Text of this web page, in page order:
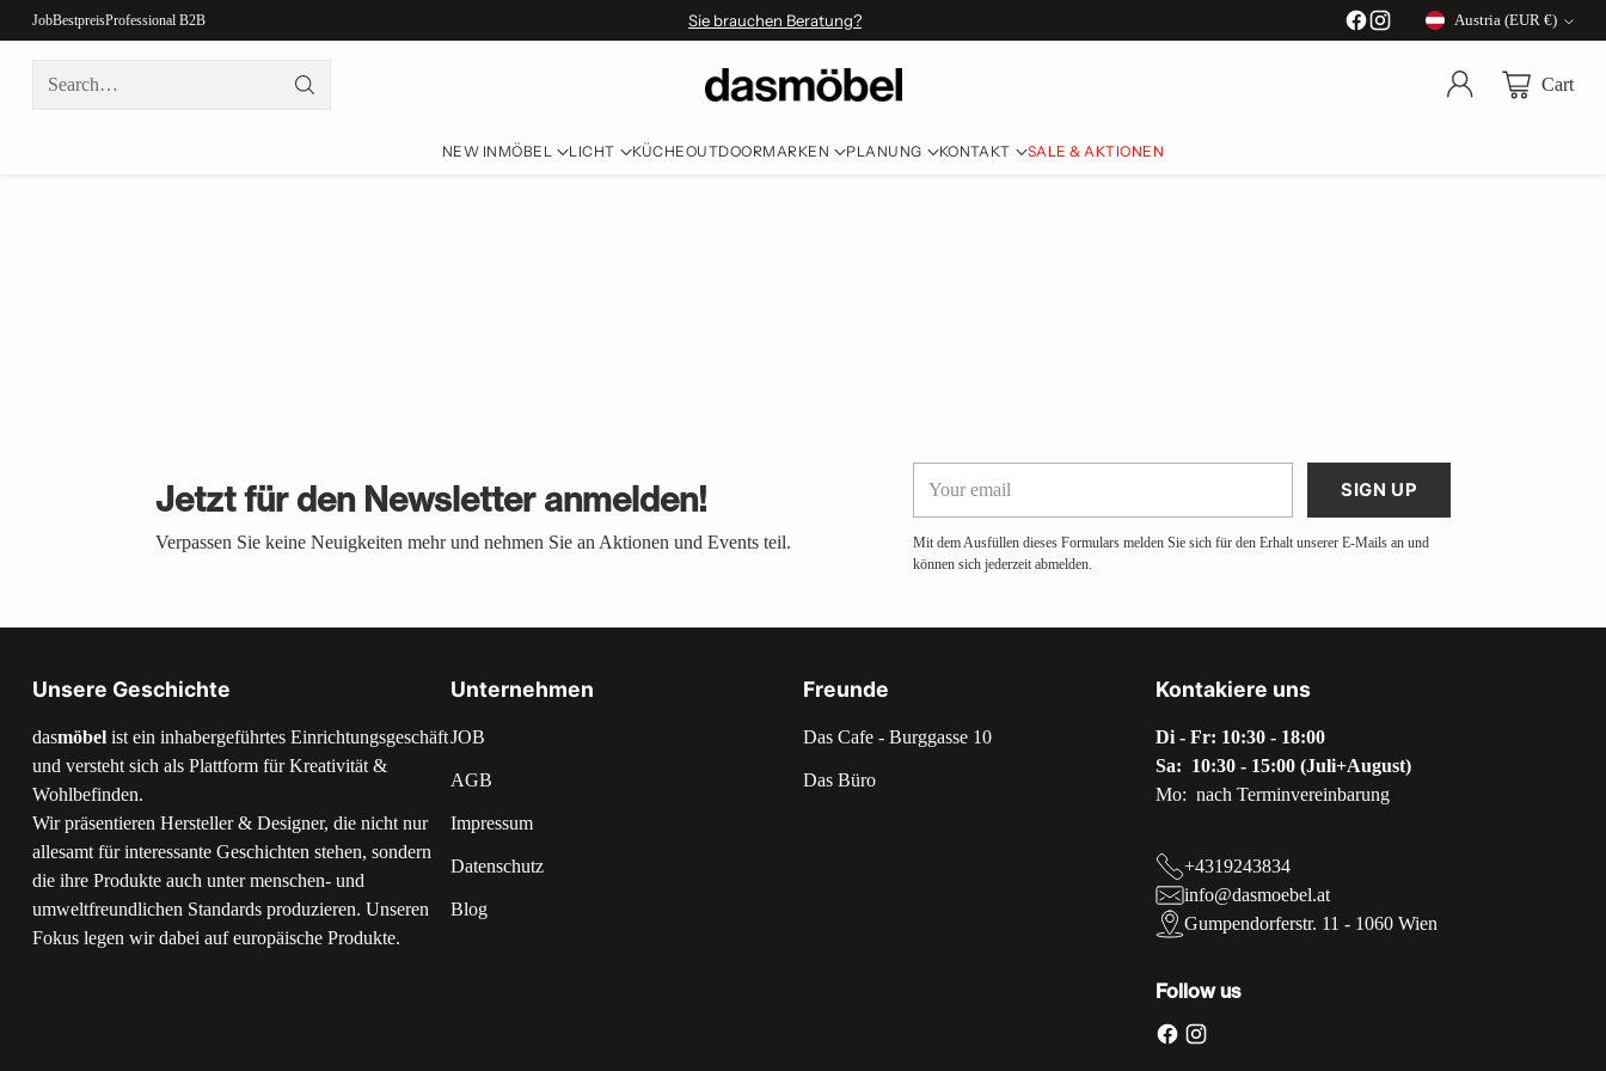
JobBestpreisProfessional B2B Sie brauchen Beratung?
Currency
Austria (EUR €)
Search… Cart
NEW IN MÖBEL LICHT KÜCHEOUTDOORMARKEN PLANUNG KONTAKT SALE & AKTIONEN
Jetzt für den Newsletter anmelden!
Verpassen Sie keine Neuigkeiten mehr und nehmen Sie an Aktionen und Events teil.
SIGN UP
Mit dem Ausfüllen dieses Formulars melden Sie sich für den Erhalt unserer E-Mails an und
können sich jederzeit abmelden.
Unsere Geschichte
dasmöbel ist ein inhabergeführtes Einrichtungsgeschäft
und versteht sich als Plattform für Kreativität &
Wohlbefinden.
Wir präsentieren Hersteller & Designer, die nicht nur
allesamt für interessante Geschichten stehen, sondern
die ihre Produkte auch unter menschen- und
umweltfreundlichen Standards produzieren. Unseren
Fokus legen wir dabei auf europäische Produkte.
Unternehmen
JOB
AGB
Impressum
Datenschutz
Blog
Freunde
Das Cafe - Burggasse 10
Das Büro
Kontakiere uns
Di - Fr: 10:30 - 18:00
Sa: 10:30 - 15:00 (Juli+August)
Mo: nach Terminvereinbarung
+4319243834
info@dasmoebel.at
Gumpendorferstr. 11 - 1060 Wien
Follow us